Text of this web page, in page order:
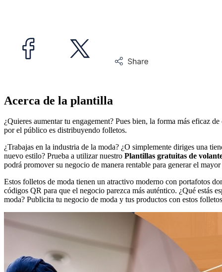
Acerca de la plantilla
¿Quieres aumentar tu engagement? Pues bien, la forma más eficaz
por el público es distribuyendo folletos.
¿Trabajas en la industria de la moda? ¿O simplemente diriges una
nuevo estilo? Prueba a utilizar nuestro Plantillas gratuitas de
podrá promover su negocio de manera rentable para generar el
Estos folletos de moda tienen un atractivo moderno con portafotos
códigos QR para que el negocio parezca más auténtico. ¿Qué estás
moda? Publicita tu negocio de moda y tus productos con estos